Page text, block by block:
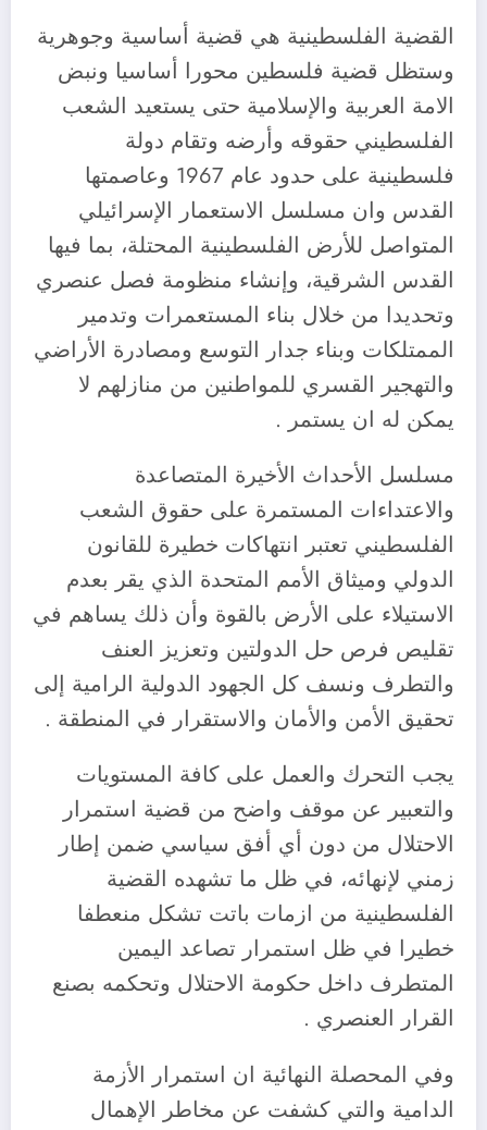
القضية الفلسطينية هي قضية أساسية وجوهرية
وستظل قضية فلسطين محورا أساسيا ونبض
الامة العربية والإسلامية حتى يستعيد الشعب
الفلسطيني حقوقه وأرضه وتقام دولة
فلسطينية على حدود عام 1967 وعاصمتها
القدس وان مسلسل الاستعمار الإسرائيلي
المتواصل للأرض الفلسطينية المحتلة، بما فيها
القدس الشرقية، وإنشاء منظومة فصل عنصري
وتحديدا من خلال بناء المستعمرات وتدمير
الممتلكات وبناء جدار التوسع ومصادرة الأراضي
والتهجير القسري للمواطنين من منازلهم لا
يمكن له ان يستمر .
مسلسل الأحداث الأخيرة المتصاعدة
والاعتداءات المستمرة على حقوق الشعب
الفلسطيني تعتبر انتهاكات خطيرة للقانون
الدولي وميثاق الأمم المتحدة الذي يقر بعدم
الاستيلاء على الأرض بالقوة وأن ذلك يساهم في
تقليص فرص حل الدولتين وتعزيز العنف
والتطرف ونسف كل الجهود الدولية الرامية إلى
تحقيق الأمن والأمان والاستقرار في المنطقة .
يجب التحرك والعمل على كافة المستويات
والتعبير عن موقف واضح من قضية استمرار
الاحتلال من دون أي أفق سياسي ضمن إطار
زمني لإنهائه، في ظل ما تشهده القضية
الفلسطينية من ازمات باتت تشكل منعطفا
خطيرا في ظل استمرار تصاعد اليمين
المتطرف داخل حكومة الاحتلال وتحكمه بصنع
القرار العنصري .
وفي المحصلة النهائية ان استمرار الأزمة
الدامية والتي كشفت عن مخاطر الإهمال